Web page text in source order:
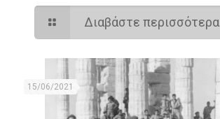
Διαβάστε περισσότερα
15/06/2021